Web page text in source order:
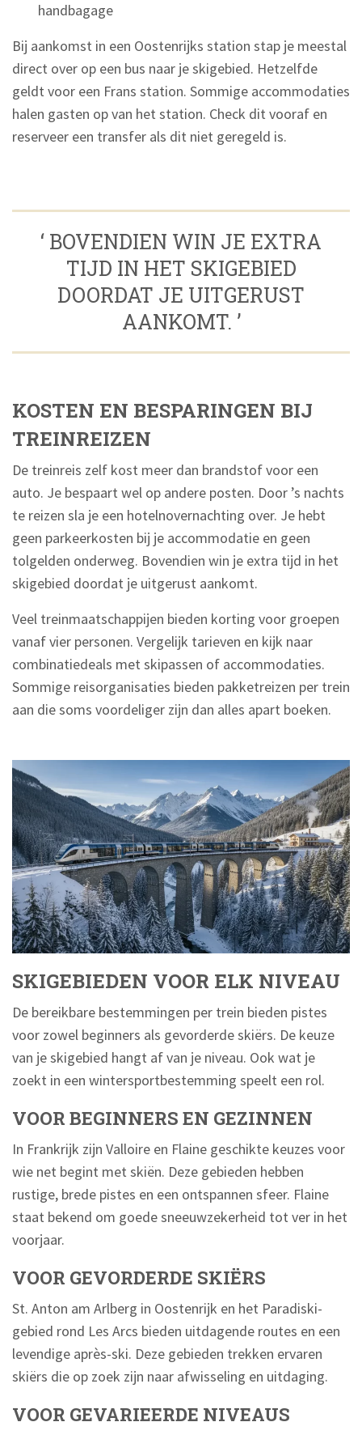
handbagage
Bij aankomst in een Oostenrijks station stap je meestal
direct over op een bus naar je skigebied. Hetzelfde
geldt voor een Frans station. Sommige accommodaties
halen gasten op van het station. Check dit vooraf en
reserveer een transfer als dit niet geregeld is.
‘ BOVENDIEN WIN JE EXTRA
TIJD IN HET SKIGEBIED
DOORDAT JE UITGERUST
AANKOMT. ’
KOSTEN EN BESPARINGEN BIJ
TREINREIZEN
De treinreis zelf kost meer dan brandstof voor een
auto. Je bespaart wel op andere posten. Door ’s nachts
te reizen sla je een hotelnovernachting over. Je hebt
geen parkeerkosten bij je accommodatie en geen
tolgelden onderweg. Bovendien win je extra tijd in het
skigebied doordat je uitgerust aankomt.
Veel treinmaatschappijen bieden korting voor groepen
vanaf vier personen. Vergelijk tarieven en kijk naar
combinatiedeals met skipassen of accommodaties.
Sommige reisorganisaties bieden pakketreizen per trein
aan die soms voordeliger zijn dan alles apart boeken.
SKIGEBIEDEN VOOR ELK NIVEAU
De bereikbare bestemmingen per trein bieden pistes
voor zowel beginners als gevorderde skiërs. De keuze
van je skigebied hangt af van je niveau. Ook wat je
zoekt in een wintersportbestemming speelt een rol.
VOOR BEGINNERS EN GEZINNEN
In Frankrijk zijn Valloire en Flaine geschikte keuzes voor
wie net begint met skiën. Deze gebieden hebben
rustige, brede pistes en een ontspannen sfeer. Flaine
staat bekend om goede sneeuwzekerheid tot ver in het
voorjaar.
VOOR GEVORDERDE SKIËRS
St. Anton am Arlberg in Oostenrijk en het Paradiski-
gebied rond Les Arcs bieden uitdagende routes en een
levendige après-ski. Deze gebieden trekken ervaren
skiërs die op zoek zijn naar afwisseling en uitdaging.
VOOR GEVARIEERDE NIVEAUS